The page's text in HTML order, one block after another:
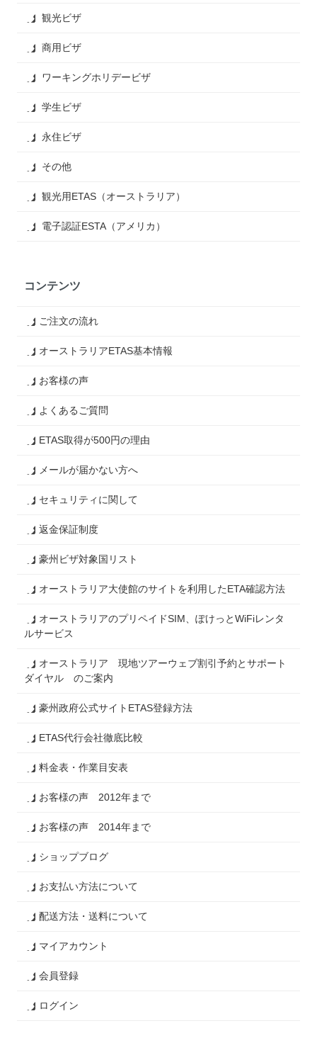
観光ビザ
商用ビザ
ワーキングホリデービザ
学生ビザ
永住ビザ
その他
観光用ETAS（オーストラリア）
電子認証ESTA（アメリカ）
コンテンツ
ご注文の流れ
オーストラリアETAS基本情報
お客様の声
よくあるご質問
ETAS取得が500円の理由
メールが届かない方へ
セキュリティに関して
返金保証制度
豪州ビザ対象国リスト
オーストラリア大使館のサイトを利用したETA確認方法
オーストラリアのプリペイドSIM、ぽけっとWiFiレンタ
ルサービス
オーストラリア 現地ツアーウェブ割引予約とサポート
ダイヤル のご案内
豪州政府公式サイトETAS登録方法
ETAS代行会社徹底比較
料金表・作業目安表
お客様の声 2012年まで
お客様の声 2014年まで
ショップブログ
お支払い方法について
配送方法・送料について
マイアカウント
会員登録
ログイン